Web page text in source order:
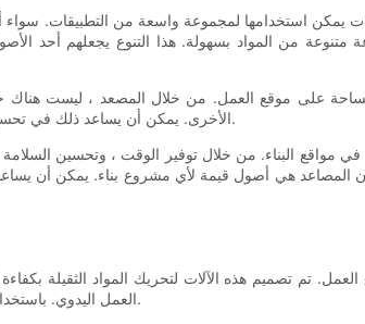
يمكن استخدامها لمجموعة واسعة من التطبيقات. سواء
متنوعة من المواد بسهولة. هذا التنوع يجعلهم أحد
على موقع العمل. من خلال المصعد ، ليست
الأخرى. يمكن أن يساعد ذلك في تحسين تخطيط موقع العمل ، مما يسهل على العمال التحرك واستكمال عملهم بكفاءة.
مواقع البناء. من خلال توفير الوقت ، وتحسين السلامة
المصاعد هي أصول قيمة لأي مشروع بناء. يمكن أن
العمل. تم تصميم هذه الآلات لتحريك المواد الثقيلة
العمل اليدوي. باستخدام رفع مواد البناء ، يمكن لأطقم البناء زيادة الكفاءة وإكمال المشاريع بشكل أسرع.